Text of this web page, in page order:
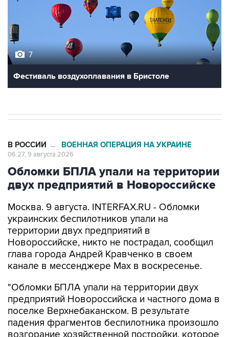
7
Фестиваль воздухоплавания в Бристоле
В РОССИИ → ВОЕННАЯ ОПЕРАЦИЯ НА УКРАИНЕ
06:27, 9 августа 2026
Обломки БПЛА упали на территории
двух предприятий в Новороссийске
Москва. 9 августа. INTERFAX.RU - Обломки
украинских беспилотников упали на
территории двух предприятий в
Новороссийске, никто не пострадал, сообщил
глава города Андрей Кравченко в своем
канале в мессенджере Max в воскресенье.
"Обломки БПЛА упали на территории двух
предприятий Новороссийска и частного дома в
поселке Верхнебаканском. В результате
падения фрагментов беспилотника произошло